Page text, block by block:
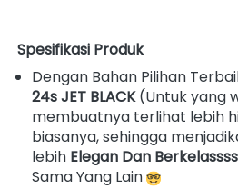
Spesifikasi Produk
Dengan Bahan Pilihan
24s JET BLACK (Untuk yang
membuatnya terlihat lebih
biasanya, sehingga
lebih Elegan Dan Berkelassss
Sama Yang Lain